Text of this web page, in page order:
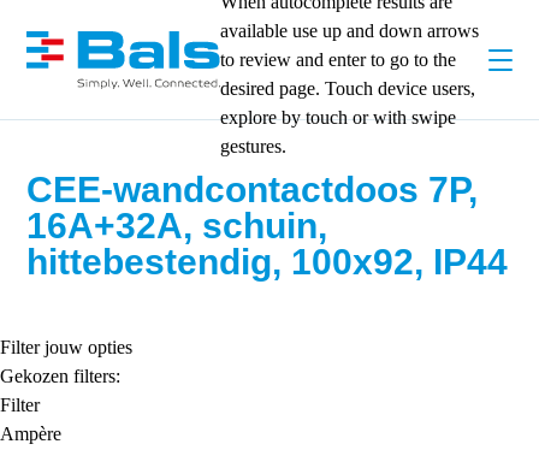
available use up and down arrows
to review and enter to go to the
desired page. Touch device users,
explore by touch or with swipe
gestures.
CEE-wandcontactdoos 7P,
16A+32A, schuin,
hittebestendig, 100x92, IP44
Filter jouw opties
Gekozen filters:
Filter
Ampère